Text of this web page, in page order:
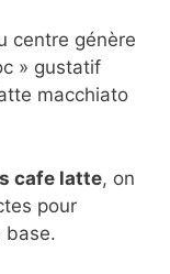
centre génère
» gustatif
macchiato
cafe latte, on
pour
base.